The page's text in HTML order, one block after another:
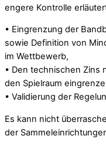
engere Kontrolle
• Eingrenzung der
sowie Definition von
im Wettbewerb,
• Den technischen Zins
den Spielraum
• Validierung der
Es kann nicht
der